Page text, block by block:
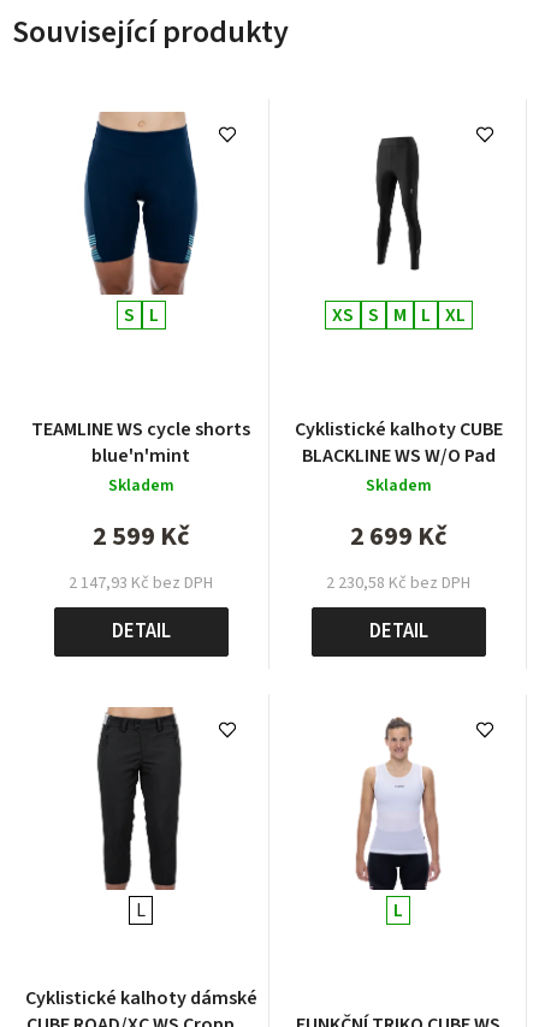
Související produkty
S L
TEAMLINE WS cycle shorts
blue'n'mint
Skladem
2 147,93 Kč bez DPH
2 599 Kč
DETAIL
XS S M L XL
Cyklistické kalhoty CUBE
BLACKLINE WS W/O Pad
Skladem
2 230,58 Kč bez DPH
2 699 Kč
DETAIL
L
Cyklistické kalhoty dámské
L